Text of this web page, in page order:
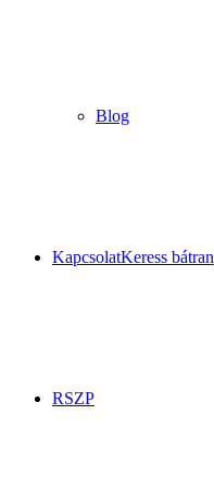
Blog
KapcsolatKeress bátran
RSZP